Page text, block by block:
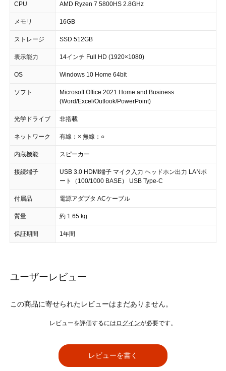
CPU AMD Ryzen 7 5800HS 2.8GHz
メモリ 16GB
ストレージ SSD 512GB
表示能力 14インチ Full HD (1920×1080)
OS Windows 10 Home 64bit
ソフト
Microsoft Office 2021 Home and Business
(Word/Excel/Outlook/PowerPoint)
光学ドライブ 非搭載
ネットワーク 有線：× 無線：○
内蔵機能 スピーカー
接続端子
USB 3.0 HDMI端子 マイク入力 ヘッドホン出力 LANポ
ート（100/1000 BASE） USB Type-C
付属品 電源アダプタ ACケーブル
質量 約 1.65 kg
保証期間 1年間
ユーザーレビュー
この商品に寄せられたレビューはまだありません。
レビューを評価するには ログインが必要です。
レビューを書く